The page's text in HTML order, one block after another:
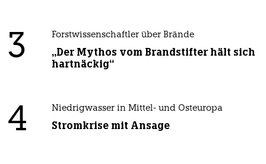
3 Forstwissenschaftler über Brände
„Der Mythos vom Brandstifter hält sich
hartnäckig“
4 Niedrigwasser in Mittel- und Osteuropa
Stromkrise mit Ansage